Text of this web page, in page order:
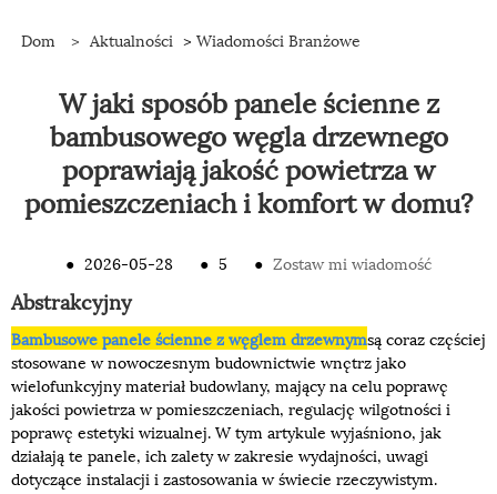
Dom > Aktualności > Wiadomości Branżowe
W jaki sposób panele ścienne z
bambusowego węgla drzewnego
poprawiają jakość powietrza w
pomieszczeniach i komfort w domu?
● 2026-05-28 ● 5 ● Zostaw mi wiadomość
Abstrakcyjny
Bambusowe panele ścienne z węglem drzewnymsą coraz częściej
stosowane w nowoczesnym budownictwie wnętrz jako
wielofunkcyjny materiał budowlany, mający na celu poprawę
jakości powietrza w pomieszczeniach, regulację wilgotności i
poprawę estetyki wizualnej. W tym artykule wyjaśniono, jak
działają te panele, ich zalety w zakresie wydajności, uwagi
dotyczące instalacji i zastosowania w świecie rzeczywistym.